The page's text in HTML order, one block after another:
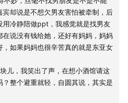
，「要做个认真负责的大人」，
的人
滚的那一刻，我上班受的所有
程中，我重新拥有了爱自己的
宾却说是不想欠男友害怕被牵制，后
用冷静陪做ppt，我感觉就是找男友
在说没有钱给她，还好有妈妈，妈妈
，如果妈妈也很辛苦真的就是东亚女
儿，我笑出了声，在想小酒馆请这
？整个避重就轻，自圆其说，其实是